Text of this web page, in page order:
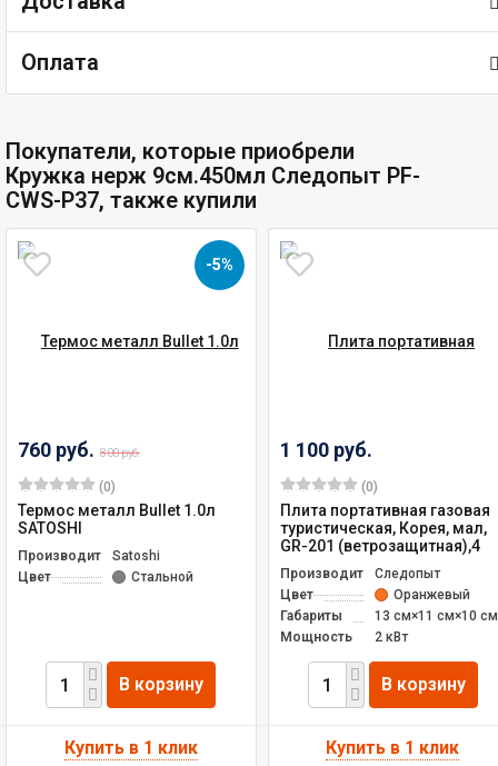
Оплата
Покупатели, которые приобрели
Кружка нерж 9см.450мл Следопыт PF-
CWS-P37, также купили
-5%
760 руб. 800 руб.
(0)
Термос металл Bullet 1.0л
SATOSHI
ПроизводительSatoshi
Цвет
Стальной
В корзину
1 100 руб.
(0)
Плита портативная газовая
туристическая, Корея, мал,
GR-201 (ветрозащитная),4
ПроизводительСледопыт
Цвет
Оранжевый
Габариты
13 см×11 см×10 см
Мощность
2 кВт
В корзину